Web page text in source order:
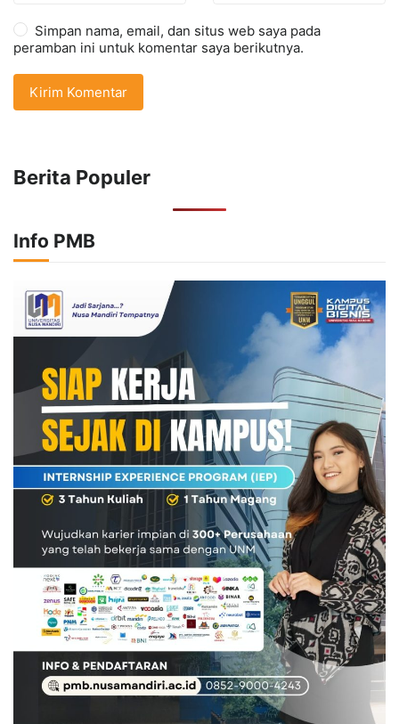
Simpan nama, email, dan situs web saya pada
peramban ini untuk komentar saya berikutnya.
Berita Populer
Info PMB